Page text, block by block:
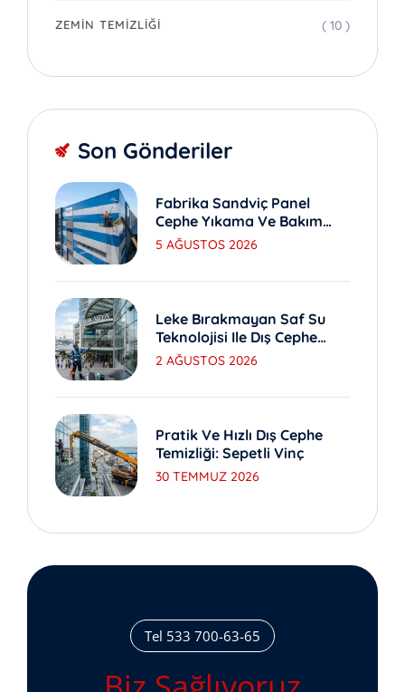
ZEMIN TEMIZLIĞI ( 10 )
Son Gönderiler
Fabrika Sandviç Panel
Cephe Yıkama Ve Bakım
Yöntemleri
5 AĞUSTOS 2026
Leke Bırakmayan Saf Su
Teknolojisi Ile Dış Cephe
Yıkama
2 AĞUSTOS 2026
Pratik Ve Hızlı Dış Cephe
Temizliği: Sepetli Vinç
30 TEMMUZ 2026
Tel 533 700-63-65